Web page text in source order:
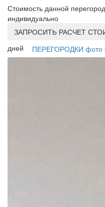
Стоимость данной
индивидуально
ЗАПРОСИТЬ РАСЧЕТ
дней
ПЕРЕГОРОДКИ фото